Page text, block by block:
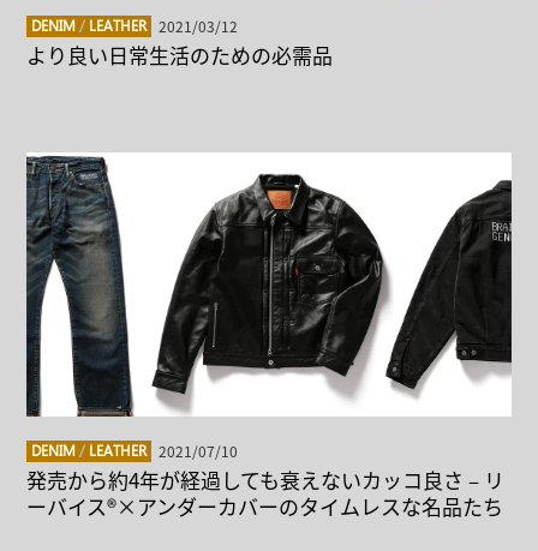
DENIM / LEATHER 2021/03/12
より良い日常生活のための必需品
DENIM / LEATHER 2021/07/10
発売から約4年が経過しても衰えないカッコ良さ – リ
ーバイス®×アンダーカバーのタイムレスな名品たち